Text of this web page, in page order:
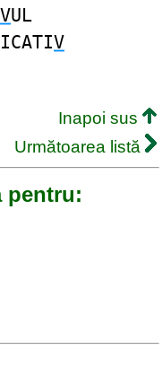
VUL
ICATIV
Inapoi sus
Următoarea listă
pentru: